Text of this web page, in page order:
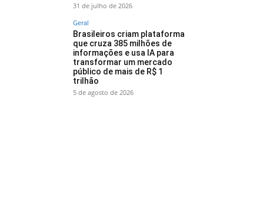
31 de julho de 2026
Geral
Brasileiros criam plataforma
que cruza 385 milhões de
informações e usa IA para
transformar um mercado
público de mais de R$ 1
trilhão
5 de agosto de 2026